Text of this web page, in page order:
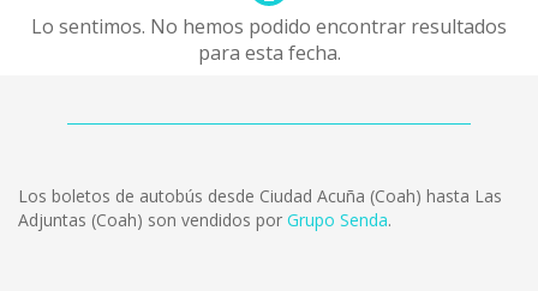
Lo sentimos. No hemos podido encontrar resultados
para esta fecha.
Los boletos de autobús desde Ciudad Acuña (Coah) hasta Las
Adjuntas (Coah) son vendidos por Grupo Senda.